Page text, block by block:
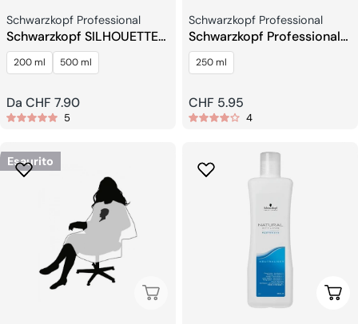
Venditore:
Schwarzkopf Professional
Schwarzkopf SILHOUETTE
Mousse Di Tenuta Flessibile
200 ml 500 ml
Prezzo
regolare
Da CHF 7.90
5
Venditore:
Schwarzkopf Professional
Schwarzkopf Professional
Stain Remover Fluido
Detergente Per La Pelle
250 ml
Prezzo
regolare
CHF 5.95
4
Esaurito
Esaurito